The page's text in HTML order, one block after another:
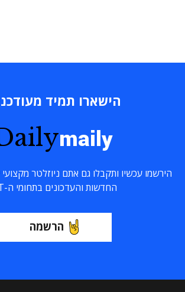
הישארו תמיד
maily
הירשמו עכשיו ותקבלו גם אתם ניוזלטר
החדשות והעדכונים בתחומי ה-ICT
הרשמה